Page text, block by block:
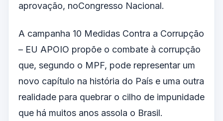
aprovação, noCongresso Nacional.
A campanha 10 Medidas Contra a Corrupção
– EU APOIO propõe o combate à corrupção
que, segundo o MPF, pode representar um
novo capítulo na história do País e uma outra
realidade para quebrar o cilho de impunidade
que há muitos anos assola o Brasil.